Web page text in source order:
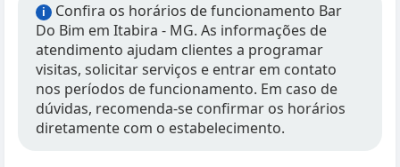
i
Confira os horários de funcionamento Bar
Do Bim em Itabira - MG. As informações de
atendimento ajudam clientes a programar
visitas, solicitar serviços e entrar em contato
nos períodos de funcionamento. Em caso de
dúvidas, recomenda-se confirmar os horários
diretamente com o estabelecimento.